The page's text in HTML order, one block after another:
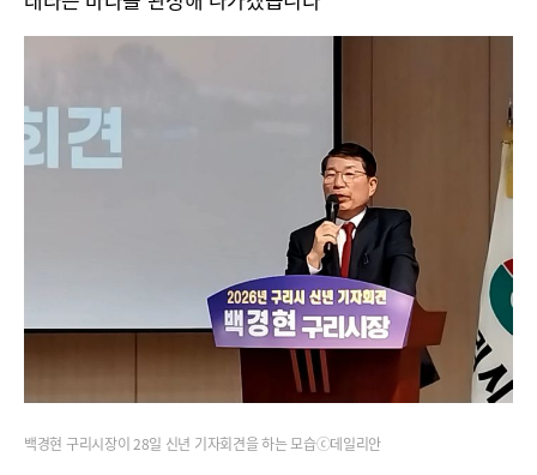
백경현 구리시장이 28일 신년 기자회견을 하는 모습ⓒ데일리안